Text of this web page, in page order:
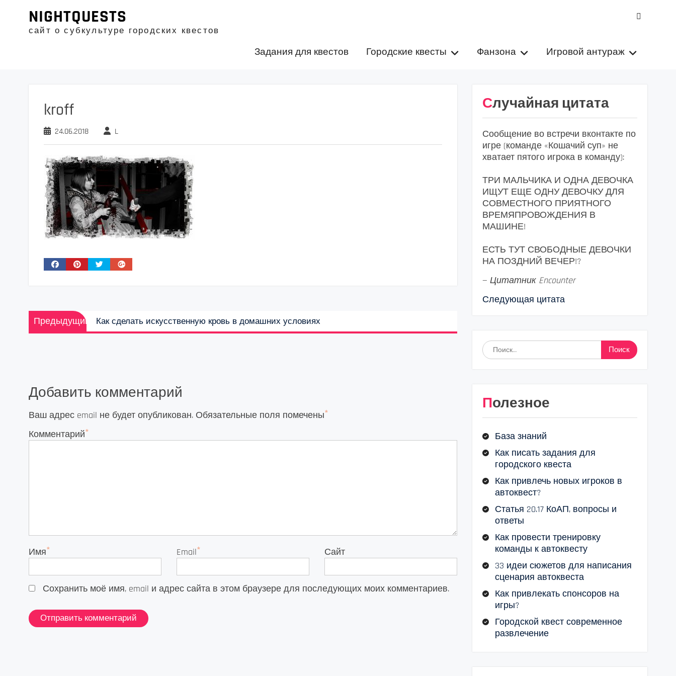
содержимому
NIGHTQUESTS
сайт о субкультуре городских квестов
Задания для квестов Городские квесты Фанзона Игровой антураж
kroff
24.06.2018 L
Навигация
по
Предыдущий
Предыдущая
запись:
Как сделать искусственную кровь в домашних условиях
Добавить комментарий
Ваш адрес email не будет опубликован. Обязательные поля помечены*
Комментарий*
Имя* Email* Сайт
Сохранить моё имя, email и адрес сайта в этом браузере для последующих моих комментариев.
Случайная цитата
Сообщение во встречи вконтакте по
игре (команде «Кошачий суп» не
хватает пятого игрока в команду):
ТРИ МАЛЬЧИКА И ОДНА ДЕВОЧКА
ИЩУТ ЕЩЕ ОДНУ ДЕВОЧКУ ДЛЯ
СОВМЕСТНОГО ПРИЯТНОГО
ВРЕМЯПРОВОЖДЕНИЯ В
МАШИНЕ!
ЕСТЬ ТУТ СВОБОДНЫЕ ДЕВОЧКИ
НА ПОЗДНИЙ ВЕЧЕР!?
— Цитатник Encounter
Следующая цитата
Найти:
Полезное
База знаний
Как писать задания для
городского квеста
Как привлечь новых игроков в
автоквест?
Статья 20.17 КоАП, вопросы и
ответы
Как провести тренировку
команды к автоквесту
33 идеи сюжетов для написания
сценария автоквеста
Как привлекать спонсоров на
игры?
Городской квест современное
развлечение